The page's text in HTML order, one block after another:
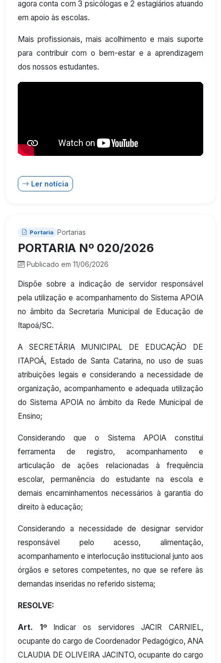
agora conta com 3 psicólogas e 2 estagiários atuando
em apoio às escolas.
Mais profissionais, mais acolhimento e mais suporte
para contribuir com o bem-estar e a aprendizagem
dos nossos estudantes.
Ler notícia
Portaria Portarias
PORTARIA Nº 020/2026
Publicado em 11/06/2026
Dispõe sobre a indicação de servidor responsável
pela utilização e acompanhamento do Sistema APOIA
no âmbito da Secretaria Municipal de Educação de
Itapoá/SC.
A SECRETÁRIA MUNICIPAL DE EDUCAÇÃO DE
ITAPOÁ, Estado de Santa Catarina, no uso de suas
atribuições legais e considerando a necessidade de
organização, acompanhamento e adequada utilização
do Sistema APOIA no âmbito da Rede Municipal de
Ensino;
Considerando que o Sistema APOIA constitui
ferramenta de registro, acompanhamento e
articulação de ações relacionadas à frequência
escolar, permanência do estudante na escola e
demais encaminhamentos necessários à garantia do
direito à educação;
Considerando a necessidade de designar servidor
responsável pelo acesso, alimentação,
acompanhamento e interlocução institucional junto aos
órgãos e setores competentes, no que se refere às
demandas inseridas no referido sistema;
RESOLVE:
Art. 1ºIndicar os servidores JACIR CARNIEL,
ocupante do cargo de Coordenador Pedagógico, ANA
CLAUDIA DE OLIVEIRA JACINTO, ocupante do cargo